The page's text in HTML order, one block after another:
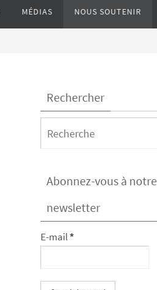
MÉDIAS NOUS SOUTENIR
Rechercher
Abonnez-vous à notre
newsletter
E-mail*